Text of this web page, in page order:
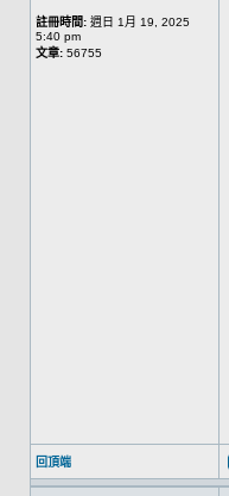
註冊時間: 週日 1月 19, 2025
5:40 pm
文章: 56755
回頂端